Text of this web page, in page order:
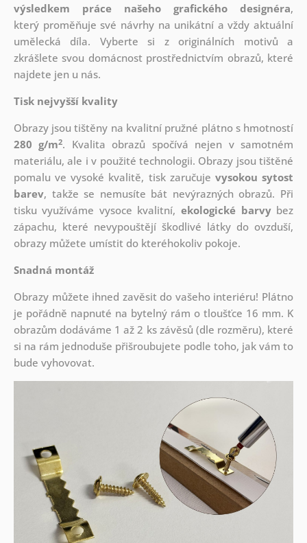
výsledkem práce našeho grafického designéra,
který proměňuje své návrhy na unikátní a vždy aktuální
umělecká díla. Vyberte si z originálních motivů a
zkrášlete svou domácnost prostřednictvím obrazů, které
najdete jen u nás.
Tisk nejvyšší kvality
Obrazy jsou tištěny na kvalitní pružné plátno s hmotností
280 g/m2. Kvalita obrazů spočívá nejen v samotném
materiálu, ale i v použité technologii. Obrazy jsou tištěné
pomalu ve vysoké kvalitě, tisk zaručuje vysokou sytost
barev, takže se nemusíte bát nevýrazných obrazů. Při
tisku využíváme vysoce kvalitní,ekologické barvybez
zápachu, které nevypouštějí škodlivé látky do ovzduší,
obrazy můžete umístit do kteréhokoliv pokoje.
Snadná montáž
Obrazy můžete ihned zavěsit do vašeho interiéru! Plátno
je pořádně napnuté na bytelný rám o tloušťce 16 mm. K
obrazům dodáváme 1 až 2 ks závěsů (dle rozměru), které
si na rám jednoduše přišroubujete podle toho, jak vám to
bude vyhovovat.